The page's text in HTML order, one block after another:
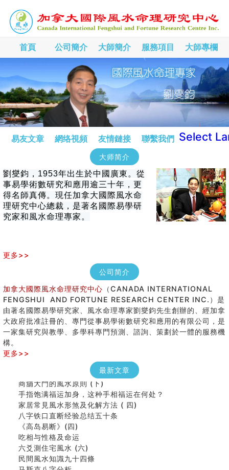
首頁 公司簡介 大師簡介 服務項目 大師專欄
易友文章 網络視頻 友情鏈接 聯繫我們 Select
大师简介
劉燮鈞，1953年出生於中國廣東。從
事易學術數研究和應用逾三十年，更
得名師真傳。現任加拿大國際風水命
理研究中心總裁，是著名國際易學研
究家和風水命理專家。
更多>>
公司简介
加拿大國際風水命理研究中心 （CANADA INTERNATIONAL
FENGSHUI AND FORTUNE RESEARCH CENTER INC.）是
由著名國際易學研究家、風水命理專家劉燮鈞先生創辦的、經加拿
大政府批准註冊的、專門從事易學術數研究和應用的有限公司，是
一家集研究與教學、多學科專門預測、諮詢、策劃於一體的服務機
構。
更多>>
最新文章
女性起名的用字講究
香港巨富霍英東命造 (名人八字淺析十）
看字形结构推算出吉凶
七夕节 我国唯一一个以女性为主角传统节日
商舖大門的風水原則 (下)
手指饱满福运加身，这种手相福运在何处？
家居常見風水形煞及化解方法 ( 四)
八字铁口直断经验总结五十条
《高岛易断》(四)
吃相与性格及命运
六爻測住宅風水 (六)
民間風水知識九十四條
马斯克八字分析